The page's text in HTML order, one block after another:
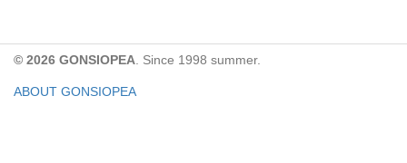
© 2026 GONSIOPEA . Since 1998 summer.
ABOUT GONSIOPEA